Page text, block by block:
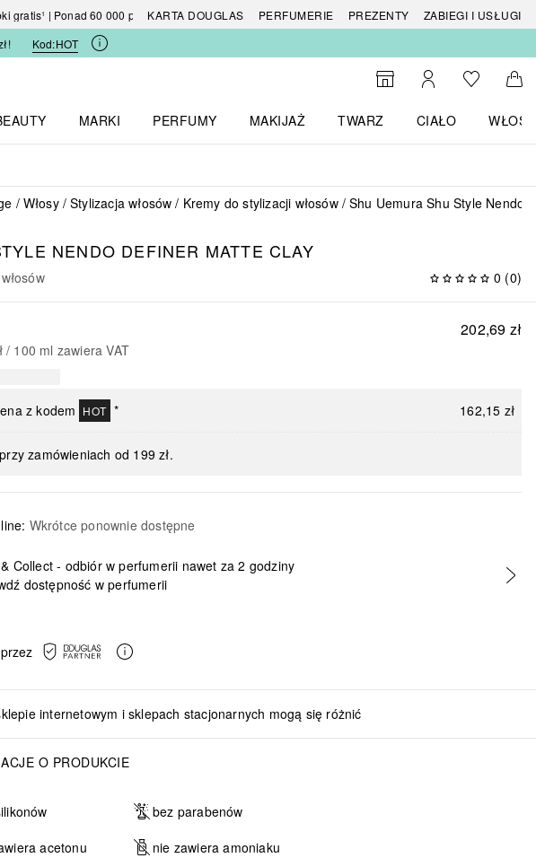
gratis¹ | Ponad 60 000 produktówKARTA DOUGLAS PERFUMERIE PREZENTY
ZABIEGI I USŁUGI
Kod:HOT
główna Douglas
Do wyszukiwarki
Moje kontoDo listyDo
MARKI
PERFUMY
MAKIJAŻ
TWARZ
CIAŁO
WŁOSY
Włosy Stylizacja włosów Kremy do stylizacji włosów Shu Uemura Shu Style Nendo
NENDO DEFINER MATTE CLAY
0 (0)
202,69 zł
/ 100 ml zawiera VAT
z kodem HOT * 162,15 zł
zamówieniach od 199 zł.
: Wkrótce ponownie dostępne
Collect - odbiór w perfumerii nawet za 2 godziny
dostępność w perfumerii
internetowym i sklepach stacjonarnych mogą się różnić
O PRODUKCIE
bez parabenów
acetonu
nie zawiera amoniaku